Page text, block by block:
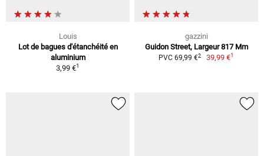
Louis
Lot de bagues d'étanchéité en
aluminium
3,99 €1
gazzini
Guidon Street, Largeur 817 Mm
PVC 69,99 €2 39,99 €1